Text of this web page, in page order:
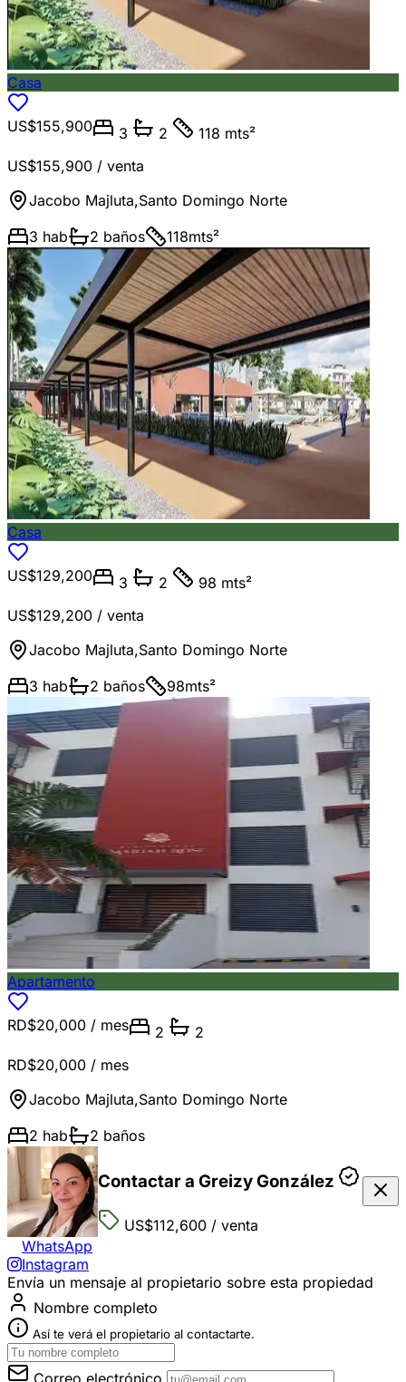
Casa
US$155,900 3 2
118 mts²
US$155,900 / venta
Jacobo Majluta,Santo Domingo Norte
3 hab 2 baños 118mts²
Casa
US$129,200 3 2
98 mts²
US$129,200 / venta
Jacobo Majluta,Santo Domingo Norte
3 hab 2 baños 98mts²
Apartamento
RD$20,000 / mes 2
2
RD$20,000 / mes
Jacobo Majluta,Santo Domingo Norte
2 hab 2 baños
Contactar a Greizy González
US$112,600 / venta
WhatsApp
Instagram
Envía un mensaje al propietario sobre esta propiedad
Nombre completo
Así te verá el propietario al contactarte.
Correo electrónico